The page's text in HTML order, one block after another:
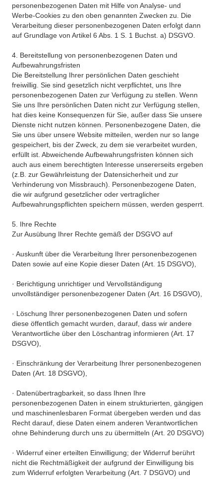
personenbezogenen Daten mit Hilfe von Analyse- und
Werbe-Cookies zu den oben genannten Zwecken zu. Die
Verarbeitung dieser personenbezogenen Daten erfolgt dann
auf Grundlage von Artikel 6 Abs. 1 S. 1 Buchst. a) DSGVO.
4. Bereitstellung von personenbezogenen Daten und
Aufbewahrungsfristen
Die Bereitstellung Ihrer persönlichen Daten geschieht
freiwillig. Sie sind gesetzlich nicht verpflichtet, uns Ihre
personenbezogenen Daten zur Verfügung zu stellen. Wenn
Sie uns Ihre persönlichen Daten nicht zur Verfügung stellen,
hat dies keine Konsequenzen für Sie, außer dass Sie unsere
Dienste nicht nutzen können. Personenbezogene Daten, die
Sie uns über unsere Website mitteilen, werden nur so lange
gespeichert, bis der Zweck, zu dem sie verarbeitet wurden,
erfüllt ist. Abweichende Aufbewahrungsfristen können sich
auch aus einem berechtigten Interesse unsererseits ergeben
(z.B. zur Gewährleistung der Datensicherheit und zur
Verhinderung von Missbrauch). Personenbezogene Daten,
die wir aufgrund gesetzlicher oder vertraglicher
Aufbewahrungspflichten speichern müssen, werden gesperrt.
5. Ihre Rechte
Zur Ausübung Ihrer Rechte gemäß der DSGVO auf
· Auskunft über die Verarbeitung Ihrer personenbezogenen
Daten sowie auf eine Kopie dieser Daten (Art. 15 DSGVO),
· Berichtigung unrichtiger und Vervollständigung
unvollständiger personenbezogener Daten (Art. 16 DSGVO),
· Löschung Ihrer personenbezogenen Daten und sofern
diese öffentlich gemacht wurden, darauf, dass wir andere
Verantwortliche über den Löschantrag informieren (Art. 17
DSGVO),
· Einschränkung der Verarbeitung Ihrer personenbezogenen
Daten (Art. 18 DSGVO),
· Datenübertragbarkeit, so dass Ihnen Ihre
personenbezogenen Daten in einem strukturierten, gängigen
und maschinenlesbaren Format übergeben werden und das
Recht darauf, diese Daten einem anderen Verantwortlichen
ohne Behinderung durch uns zu übermitteln (Art. 20 DSGVO)
· Widerruf einer erteilten Einwilligung; der Widerruf berührt
nicht die Rechtmäßigkeit der aufgrund der Einwilligung bis
zum Widerruf erfolgten Verarbeitung (Art. 7 DSGVO) und